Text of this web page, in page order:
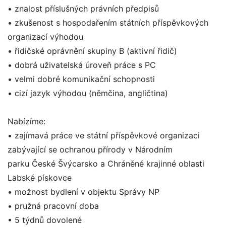
• znalost příslušných právních předpisů
• zkušenost s hospodařením státních příspěvkových
organizací výhodou
• řidičské oprávnění skupiny B (aktivní řidič)
• dobrá uživatelská úroveň práce s PC
• velmi dobré komunikační schopnosti
• cizí jazyk výhodou (němčina, angličtina)
Nabízíme:
• zajímavá práce ve státní příspěvkové organizaci
zabývající se ochranou přírody v Národním
parku České Švýcarsko a Chráněné krajinné oblasti
Labské pískovce
• možnost bydlení v objektu Správy NP
• pružná pracovní doba
• 5 týdnů dovolené